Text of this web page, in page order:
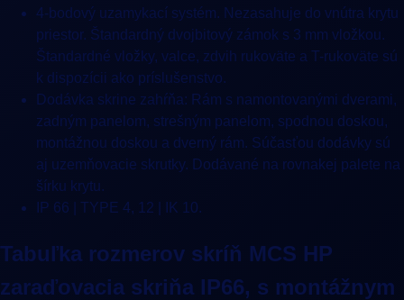
4-bodový uzamykací systém. Nezasahuje do vnútra krytu
priestor. Štandardný dvojbitový zámok s 3 mm vložkou.
Štandardné vložky, valce, zdvih rukoväte a T-rukoväte sú
k dispozícii ako príslušenstvo.
Dodávka skrine zahŕňa: Rám s namontovanými dverami,
zadným panelom, strešným panelom, spodnou doskou,
montážnou doskou a dverný rám. Súčasťou dodávky sú
aj uzemňovacie skrutky. Dodávané na rovnakej palete na
šírku krytu.
IP 66 | TYPE 4, 12 | IK 10.
Tabuľka rozmerov skríň MCS HP
zaraďovacia skriňa IP66, s montážnym